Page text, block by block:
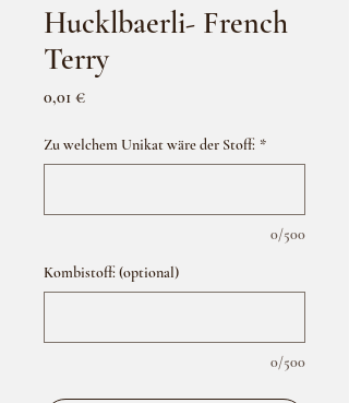
Hucklbaerli- French
Terry
0,01 €Preis
Zu welchem Unikat wäre der Stoff: *
0/500
Kombistoff: (optional)
0/500